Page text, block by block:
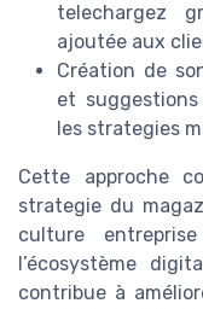
telechargez
ajoutée aux
Création de
et
les strategies
Cette approche
strategie du
culture
l’écosystème
contribue à